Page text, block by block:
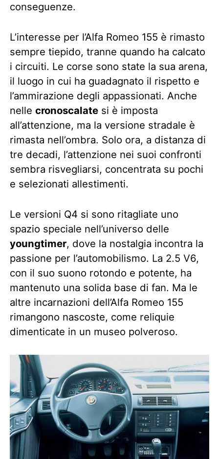
conseguenze.
L’interesse per l’Alfa Romeo 155 è rimasto
sempre tiepido, tranne quando ha calcato
i circuiti. Le corse sono state la sua arena,
il luogo in cui ha guadagnato il rispetto e
l’ammirazione degli appassionati. Anche
nelle cronoscalate si è imposta
all’attenzione, ma la versione stradale è
rimasta nell’ombra. Solo ora, a distanza di
tre decadi, l’attenzione nei suoi confronti
sembra risvegliarsi, concentrata su pochi
e selezionati allestimenti.
Le versioni Q4 si sono ritagliate uno
spazio speciale nell’universo delle
youngtimer, dove la nostalgia incontra la
passione per l’automobilismo. La 2.5 V6,
con il suo suono rotondo e potente, ha
mantenuto una solida base di fan. Ma le
altre incarnazioni dell’Alfa Romeo 155
rimangono nascoste, come reliquie
dimenticate in un museo polveroso.